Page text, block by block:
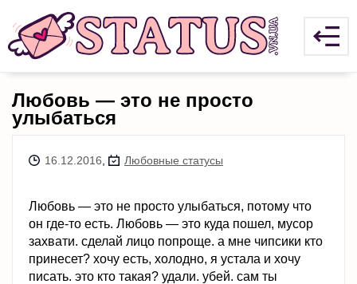
Любовь — это не просто
улыбаться
16.12.2016 Любовные статусы
Любовь — это не просто улыбаться, потому что
он где-то есть. Любовь — это куда пошел, мусор
захвати. сделай лицо попроще. а мне чипсики кто
принесет? хочу есть, холодно, я устала и хочу
писать. это кто такая? удали. убей. сам ты